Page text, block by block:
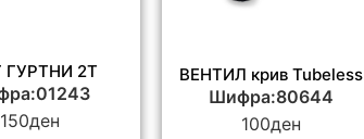
ГУРТНИ 2Т
150ден
ВЕНТИЛ крив Tubeless
Шифра:80644
100ден